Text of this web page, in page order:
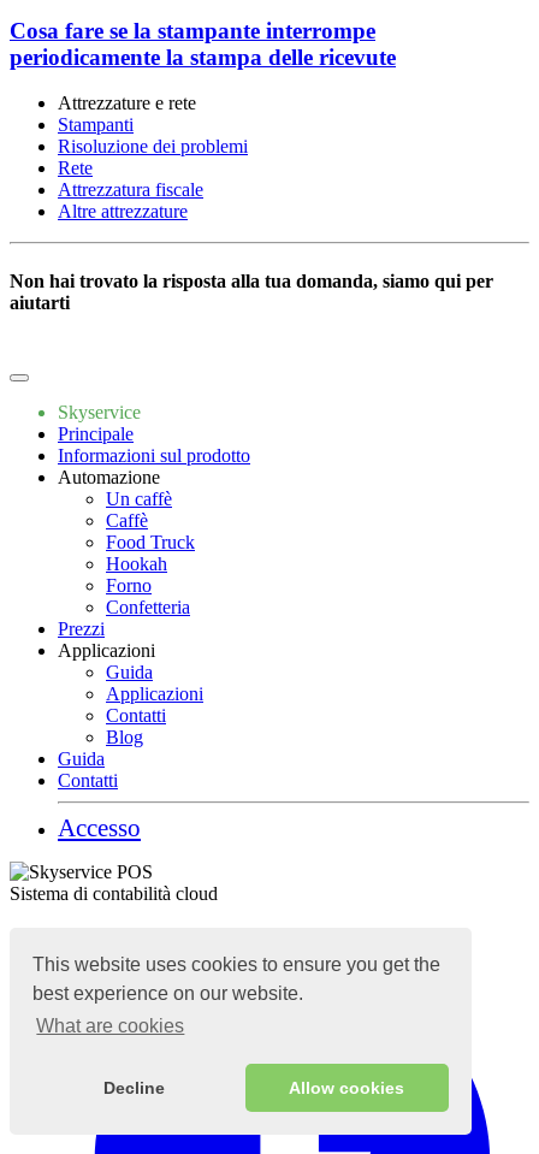
This website uses cookies to ensure you get the
best experience on our website.
What are cookies
Decline Allow cookies
Cosa fare se la stampante interrompe
periodicamente la stampa delle ricevute
Attrezzature e rete
Stampanti
Risoluzione dei problemi
Rete
Attrezzatura fiscale
Altre attrezzature
Non hai trovato la risposta alla tua domanda, siamo qui per
aiutarti
Skyservice
Principale
Informazioni sul prodotto
Automazione
Un caffè
Caffè
Food Truck
Hookah
Forno
Confetteria
Prezzi
Applicazioni
Guida
Applicazioni
Contatti
Blog
Guida
Contatti
Accesso
Sistema di contabilità cloud